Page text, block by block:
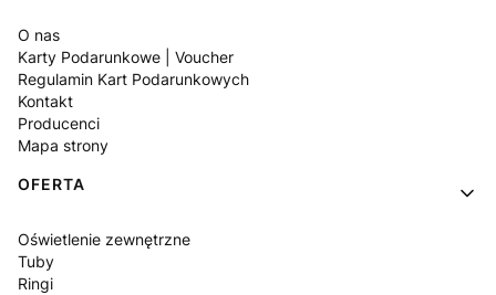
O nas
Karty Podarunkowe | Voucher
Regulamin Kart Podarunkowych
Kontakt
Producenci
Mapa strony
OFERTA
Oświetlenie zewnętrzne
Tuby
Ringi